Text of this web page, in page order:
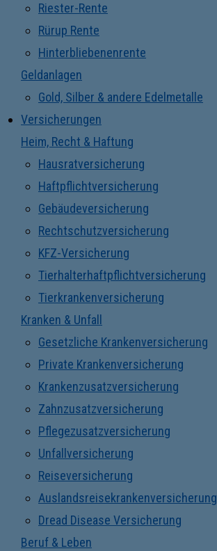
Riester-Rente
Rürup Rente
Hinterbliebenenrente
Geldanlagen
Gold, Silber & andere Edelmetalle
Versicherungen
Heim, Recht & Haftung
Hausratversicherung
Haftpflichtversicherung
Gebäudeversicherung
Rechtschutzversicherung
KFZ-Versicherung
Tierhalterhaftpflichtversicherung
Tierkrankenversicherung
Kranken & Unfall
Gesetzliche Krankenversicherung
Private Krankenversicherung
Krankenzusatzversicherung
Zahnzusatzversicherung
Pflegezusatzversicherung
Unfallversicherung
Reiseversicherung
Auslandsreisekrankenversicherung
Dread Disease Versicherung
Beruf & Leben